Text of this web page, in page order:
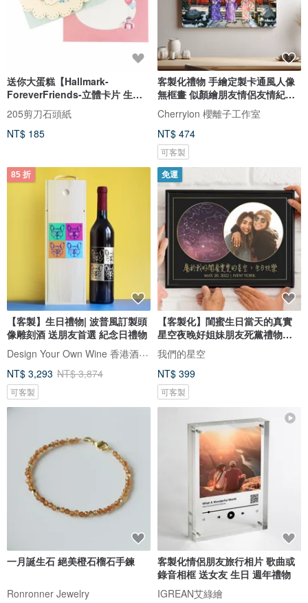
送你大蛋糕【Hallmark-
ForeverFriends-立體卡片 生日
祝福】
205剪刀石頭紙
NT$ 185
客製化禮物 手繪定製卡通風人像
無框畫 似顏繪朋友情侶友情紀念
日
Cherryion 櫻離子工作室
NT$ 474
可客製
85 折
【客製】生日禮物| 波普風訂製頭
像雕刻酒 送朋友首選 紀念日禮物
Design Your Own Wine 香港酒瓶雕刻禮品專門店
NT$ 3,293 NT$ 3,874
可客製
免運
【客製化】閨蜜生日當天的真實
星空夜晚好姐妹朋友死黨禮物電
子檔
我們的星空
NT$ 399
可客製
一月誕生石 絕美橙石榴石手鍊
Ronronner Jewelry
客製化情侶朋友旅行相片 歌曲或
錄音相框 送女友 生日 週年禮物
IGREAN艾綠繪